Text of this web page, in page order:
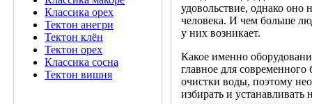
Классика орех
Тектон анегри
Тектон клён
Тектон орех
Классика сосна
Тектон вишня
удовольствие, однако оно
человека. И чем больше
у них возникает.
Какое именно
главное для современного
очистки воды, поэтому
избирать и